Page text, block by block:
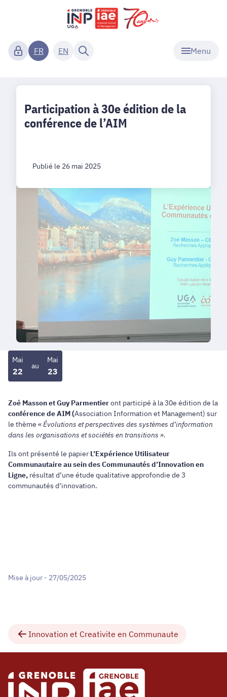
Menu
FR EN
Participation à 30e édition de la
conférence de l’AIM
Publié le 26 mai 2025
Mai
22
au
Mai
23
Zoé Masson et Guy Parmentieront participé à la 30e édition de la
conférence de AIM (Association Information et Management) sur
le thème «Évolutions et perspectives des systèmes d’information
dans les organisations et sociétés en transitions ».
Ils ont présenté le papier L’Expérience Utilisateur
Communautaire au sein des Communautés d’Innovation en
Ligne, résultat d’une étude qualitative approfondie de 3
communautés d’innovation.
Mise à jour - 27/05/2025
Innovation et Creativite en Communaute